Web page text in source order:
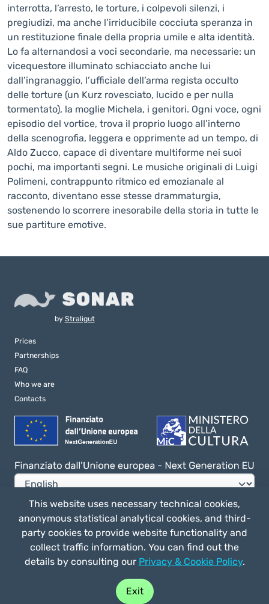
interrotta, l’arresto, le torture, i colpevoli silenzi, i
pregiudizi, ma anche l’irriducibile cocciuta speranza in
un restituzione finale della propria umile e alta identità.
Lo fa alternandosi a voci secondarie, ma necessarie: un
vicequestore illuminato schiacciato anche lui
dall’ingranaggio, l’ufficiale dell’arma regista occulto
delle torture (un Kurz rovesciato, lucido e per nulla
tormentato), la moglie Michela, i genitori. Ogni voce, ogni
episodio del vortice, trova il proprio luogo all’interno
della scenogrofia, leggera e opprimente ad un tempo, di
Aldo Zucco, capace di diventare multiforme nei suoi
pochi, ma importanti segni. Le musiche originali di Luigi
Polimeni, contrappunto ritmico ed emozianale al
racconto, diventano esse stesse drammaturgia,
sostenendo lo scorrere inesorabile della storia in tutte le
sue partiture emotive.
Buy play
by Straligut
Prices
Partnerships
FAQ
Who we are
Contacts
Privacy e Cookie Policy
General terms of use
Straligut Associazione Impresa Sociale - Via Villa Canina 63/a 53014,
Ponte a Tressa (SI) Italia - C.F. 92041170520 - P. IVA 01163570524
This website uses necessary technical cookies,
anonymous statistical analytical cookies, and third-
party cookies to provide website functionality and
collect traffic information. You can find out the
details by consulting our Privacy & Cookie Policy.
Exit